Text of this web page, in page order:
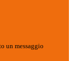
un messaggio